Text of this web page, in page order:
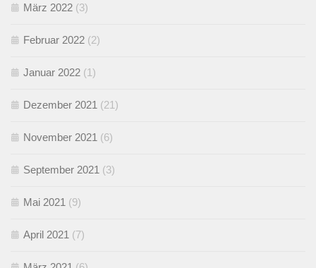
März 2022 (3)
Februar 2022 (2)
Januar 2022 (1)
Dezember 2021 (21)
November 2021 (6)
September 2021 (3)
Mai 2021 (9)
April 2021 (7)